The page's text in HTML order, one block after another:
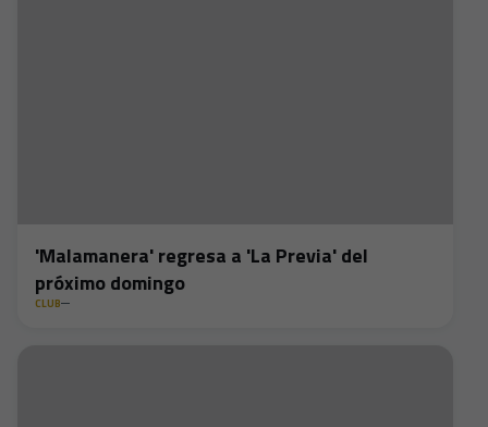
'Malamanera' regresa a 'La Previa' del
próximo domingo
CLUB